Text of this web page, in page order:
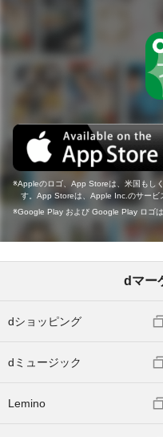
Appleのロゴ、App Storeは、米国もし
す。App Storeは、Apple Inc.のサービ
Google Play および Google Play ロゴ
dマー
dショッピング
dミュージック
Lemino